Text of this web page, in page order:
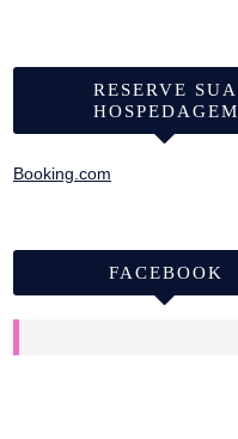
RESERVE SUA
HOSPEDAGEM
Booking.com
FACEBOOK